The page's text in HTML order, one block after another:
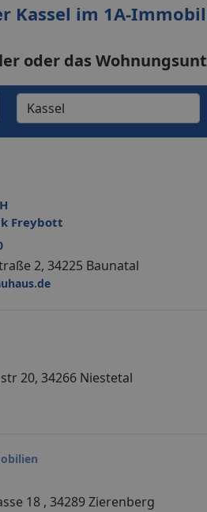
Kassel im 1A-
oder das
Freybott
2, 34225 Baunatal
20, 34266 Niestetal
18 , 34289 Zierenberg